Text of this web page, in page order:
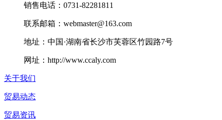
销售电话：0731-82281811
联系邮箱：webmaster@163.com
地址：中国·湖南省长沙市芙蓉区竹园路7号
网址：http://www.ccaly.com
关于我们
贸易动态
贸易资讯